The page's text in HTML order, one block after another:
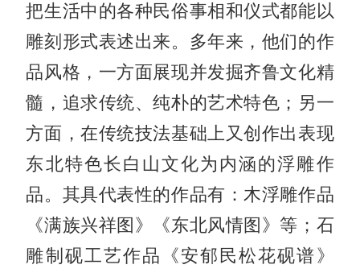
把生活中的各种民俗事相和仪式都能以
雕刻形式表述出来。多年来，他们的作
品风格，一方面展现并发掘齐鲁文化精
髓，追求传统、纯朴的艺术特色；另一
方面，在传统技法基础上又创作出表现
东北特色长白山文化为内涵的浮雕作
品。其具代表性的作品有：木浮雕作品
《满族兴祥图》《东北风情图》等；石
雕制砚工艺作品《安郁民松花砚谱》